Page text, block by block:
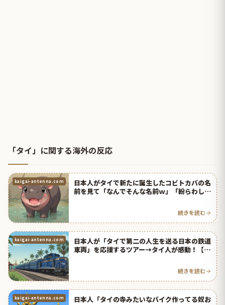
「タイ」に関する海外の反応
kaigai-antenna.com
日本人がタイで新たに誕生したコビトカバの名
前を見て「なんでそんな名前ｗ」「紛らわしい
続きを読む
kaigai-antenna.com
日本人が「タイで第二の人生を送る日本の鉄道
車両」を応援するツアー→タイ人が感動！【タ
続きを読む
kaigai-antenna.com
日本人「タイの寺みたいなバイク作ってる奴お